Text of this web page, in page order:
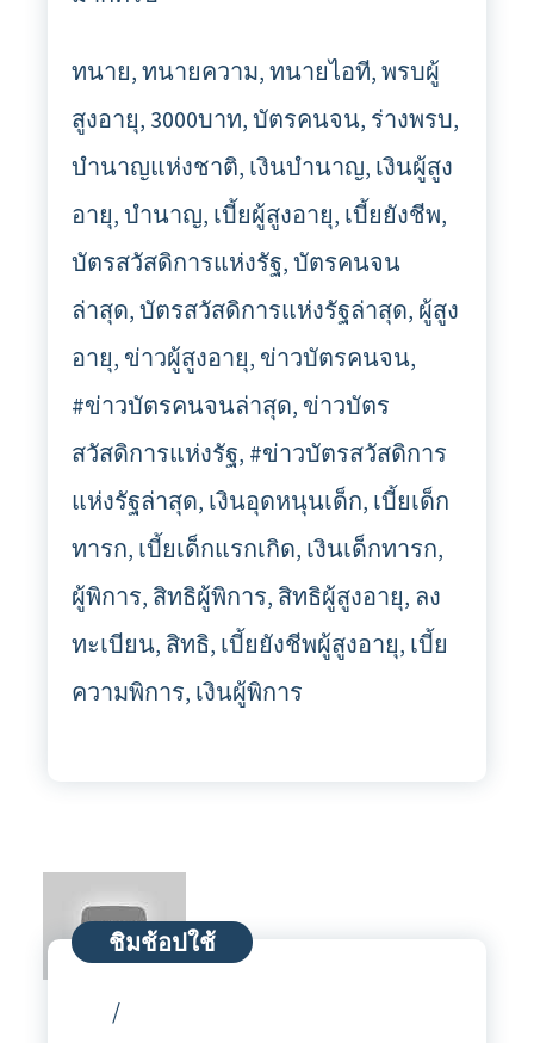
ทนาย, ทนายความ, ทนายไอที, พรบผู้
สูงอายุ, 3000บาท, บัตรคนจน, ร่างพรบ,
บำนาญแห่งชาติ, เงินบำนาญ, เงินผู้สูง
อายุ, บำนาญ, เบี้ยผู้สูงอายุ, เบี้ยยังชีพ,
บัตรสวัสดิการแห่งรัฐ, บัตรคนจน
ล่าสุด, บัตรสวัสดิการแห่งรัฐล่าสุด, ผู้สูง
อายุ, ข่าวผู้สูงอายุ, ข่าวบัตรคนจน,
#ข่าวบัตรคนจนล่าสุด, ข่าวบัตร
สวัสดิการแห่งรัฐ, #ข่าวบัตรสวัสดิการ
แห่งรัฐล่าสุด, เงินอุดหนุนเด็ก, เบี้ยเด็ก
ทารก, เบี้ยเด็กแรกเกิด, เงินเด็กทารก,
ผู้พิการ, สิทธิผู้พิการ, สิทธิผู้สูงอายุ, ลง
ทะเบียน, สิทธิ, เบี้ยยังชีพผู้สูงอายุ, เบี้ย
ความพิการ, เงินผู้พิการ
ชิมช้อปใช้